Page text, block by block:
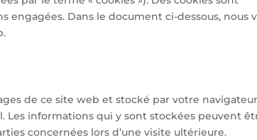
engagées. Dans le document ci-dessous, nous
de ce site web et stocké par votre
Les informations qui y sont stockées peuvent
concernées lors d’une visite ultérieure.